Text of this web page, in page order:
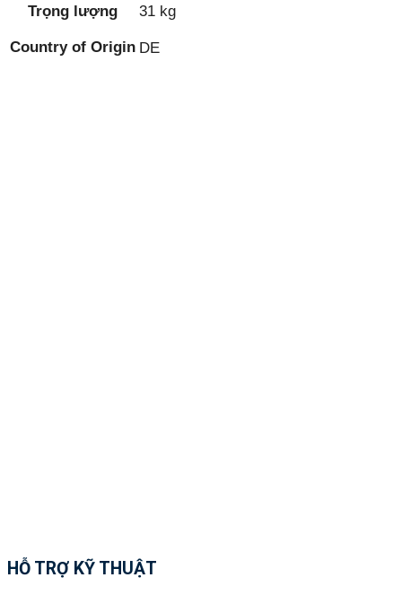
Trọng lượng 31 kg
Country of Origin DE
HỖ TRỢ KỸ THUẬT